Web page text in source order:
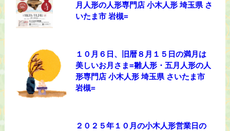
月人形の人形専門店 小木人形 埼玉県 さ
いたま市 岩槻=
１０月６日、旧暦８月１５日の満月は
美しいお月さま=雛人形・五月人形の人
形専門店 小木人形 埼玉県 さいたま市
岩槻=
２０２５年１０月の小木人形営業日の